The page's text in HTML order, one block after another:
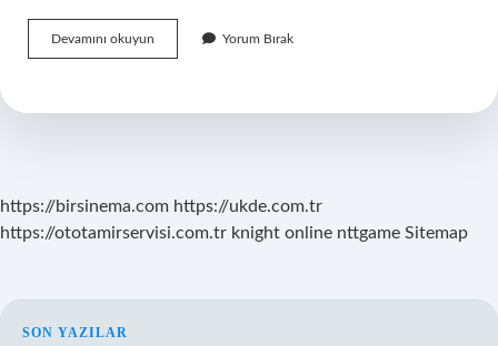
Devamını okuyun
Su
Yasagi
Yorum Bırak
https://birsinema.com https://ukde.com.tr
https://ototamirservisi.com.tr knight online nttgame Sitemap
SON YAZILAR